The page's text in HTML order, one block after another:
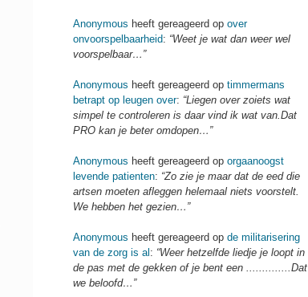
Anonymous heeft gereageerd op over
onvoorspelbaarheid: “Weet je wat dan weer wel
voorspelbaar…”
Anonymous heeft gereageerd op timmermans
betrapt op leugen over: “Liegen over zoiets wat
simpel te controleren is daar vind ik wat van.Dat
PRO kan je beter omdopen…”
Anonymous heeft gereageerd op orgaanoogst
levende patienten: “Zo zie je maar dat de eed die
artsen moeten afleggen helemaal niets voorstelt.
We hebben het gezien…”
Anonymous heeft gereageerd op de militarisering
van de zorg is al : “Weer hetzelfde liedje je loopt in
de pas met de gekken of je bent een ..............Dat
we beloofd…”